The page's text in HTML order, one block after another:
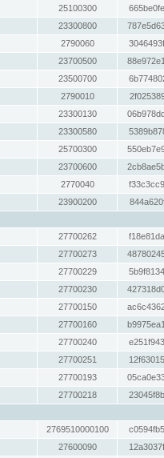
25100300
23300800
2790060
23700500
23500700
2790010
23300130
23300580
25700300
23700600
2770040
23900200
27700262
27700273
27700229
27700230
27700150
27700160
27700240
27700251
27700193
27700218
2769510000100
27600090